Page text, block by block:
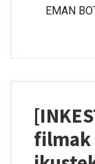
filmak